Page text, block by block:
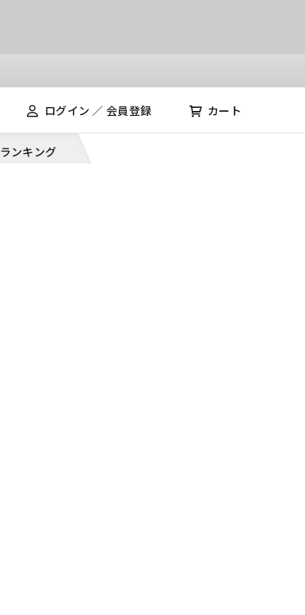
ログイン ／ 会員登録 カート
ランキング